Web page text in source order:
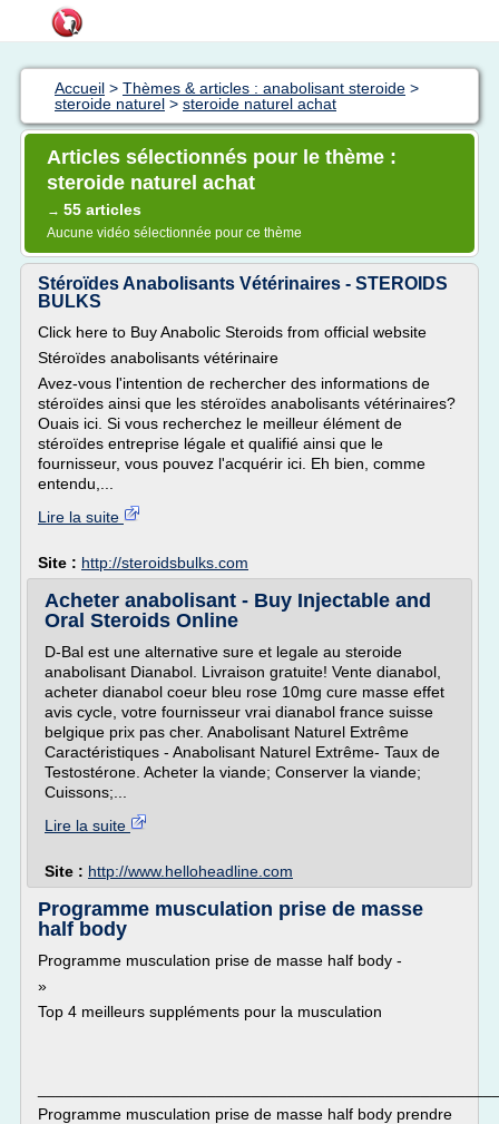
Accueil > Thèmes & articles : anabolisant steroide >
steroide naturel > steroide naturel achat
Articles sélectionnés pour le thème :
steroide naturel achat
→ 55 articles
Aucune vidéo sélectionnée pour ce thème
Stéroïdes Anabolisants Vétérinaires - STEROIDS
BULKS
Click here to Buy Anabolic Steroids from official website
Stéroïdes anabolisants vétérinaire
Avez-vous l'intention de rechercher des informations de
stéroïdes ainsi que les stéroïdes anabolisants vétérinaires?
Ouais ici. Si vous recherchez le meilleur élément de
stéroïdes entreprise légale et qualifié ainsi que le
fournisseur, vous pouvez l'acquérir ici. Eh bien, comme
entendu,...
Lire la suite
Site : http://steroidsbulks.com
Acheter anabolisant - Buy Injectable and
Oral Steroids Online
D-Bal est une alternative sure et legale au steroide
anabolisant Dianabol. Livraison gratuite! Vente dianabol,
acheter dianabol coeur bleu rose 10mg cure masse effet
avis cycle, votre fournisseur vrai dianabol france suisse
belgique prix pas cher. Anabolisant Naturel Extrême
Caractéristiques - Anabolisant Naturel Extrême- Taux de
Testostérone. Acheter la viande; Conserver la viande;
Cuissons;...
Lire la suite
Site : http://www.helloheadline.com
Programme musculation prise de masse
half body
Programme musculation prise de masse half body -
»
Top 4 meilleurs suppléments pour la musculation
Programme musculation prise de masse half body prendre